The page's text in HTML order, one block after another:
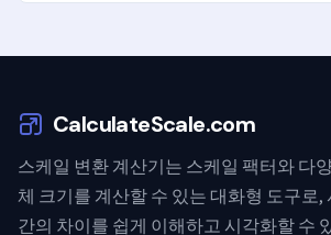
CalculateScale.com
스케일 변환 계산기는 스케일 팩터와 다
체 크기를 계산할 수 있는 대화형 도구로,
간의 차이를 쉽게 이해하고 시각화할 수